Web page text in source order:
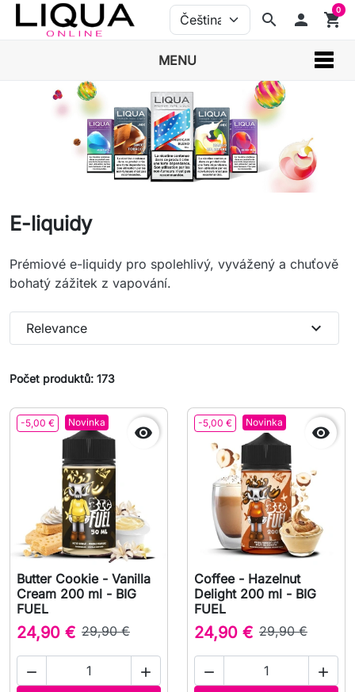
search person shopping_cart
0
MENU
E-liquidy
Prémiové e-liquidy pro spolehlivý, vyvážený a chuťově
bohatý zážitek z vapování.
Počet produktů: 173
Relevance expand_more
-5,00 € Novinka

Butter Cookie - Vanilla
Cream 200 ml - BIG
FUEL
24,90 € 29,90 €
 
-5,00 € Novinka

Coffee - Hazelnut
Delight 200 ml - BIG
FUEL
24,90 € 29,90 €
 